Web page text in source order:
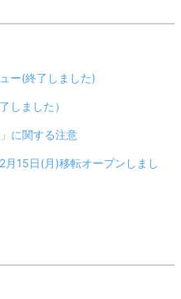
ー(終了しました)
ました）
に関する注意
月15日(月)移転オープンしまし